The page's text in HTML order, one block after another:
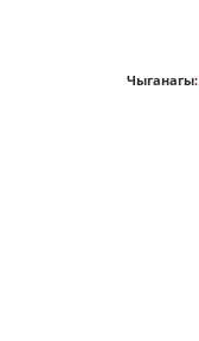
Чыганагы: